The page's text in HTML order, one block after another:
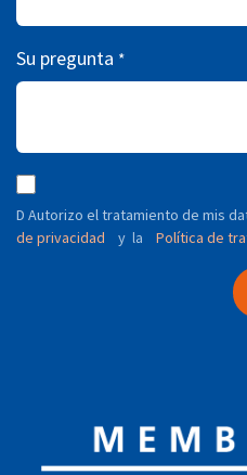
Su pregunta *
D Autorizo ​​el tratamiento de mis
de privacidad
y la Política de